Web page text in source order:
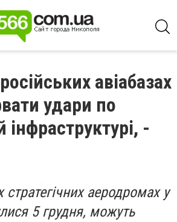
авіабазах
удари по
інфраструктурі, -
аеродромах у
5 грудня, можуть